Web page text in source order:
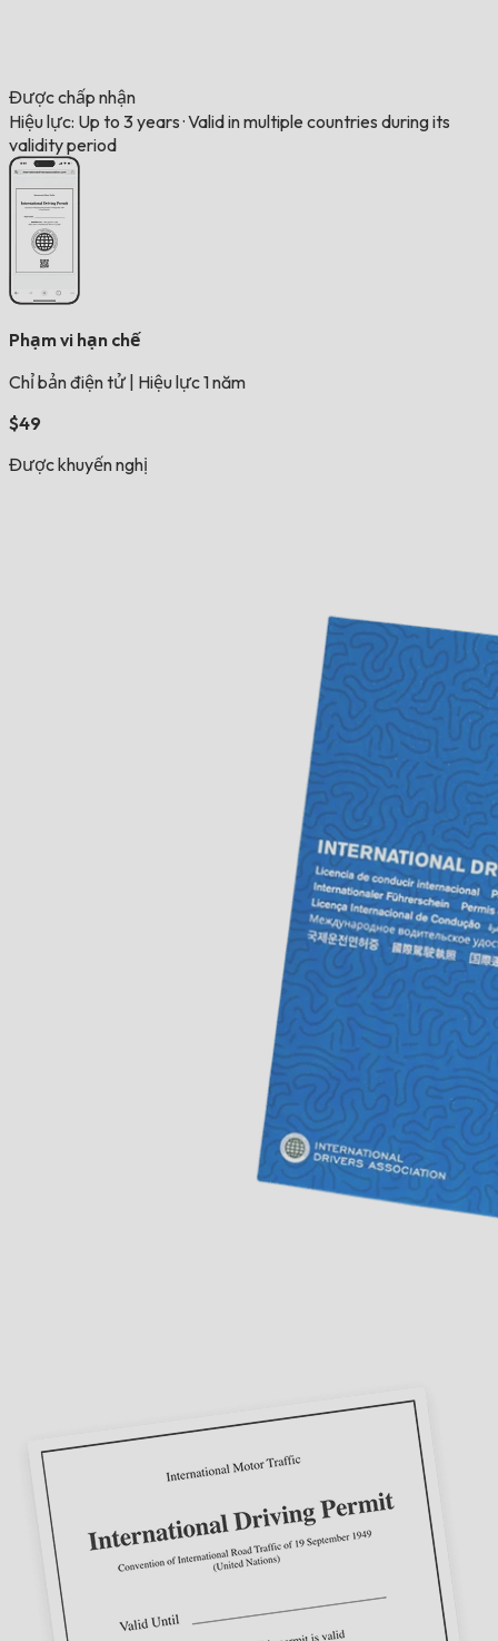
Được chấp nhận
Hiệu lực: Up to 3 years ·Valid in multiple countries during its
validity period
Phạm vi hạn chế
Chỉ bản điện tử Hiệu lực 1 năm
$49
Được khuyến nghị